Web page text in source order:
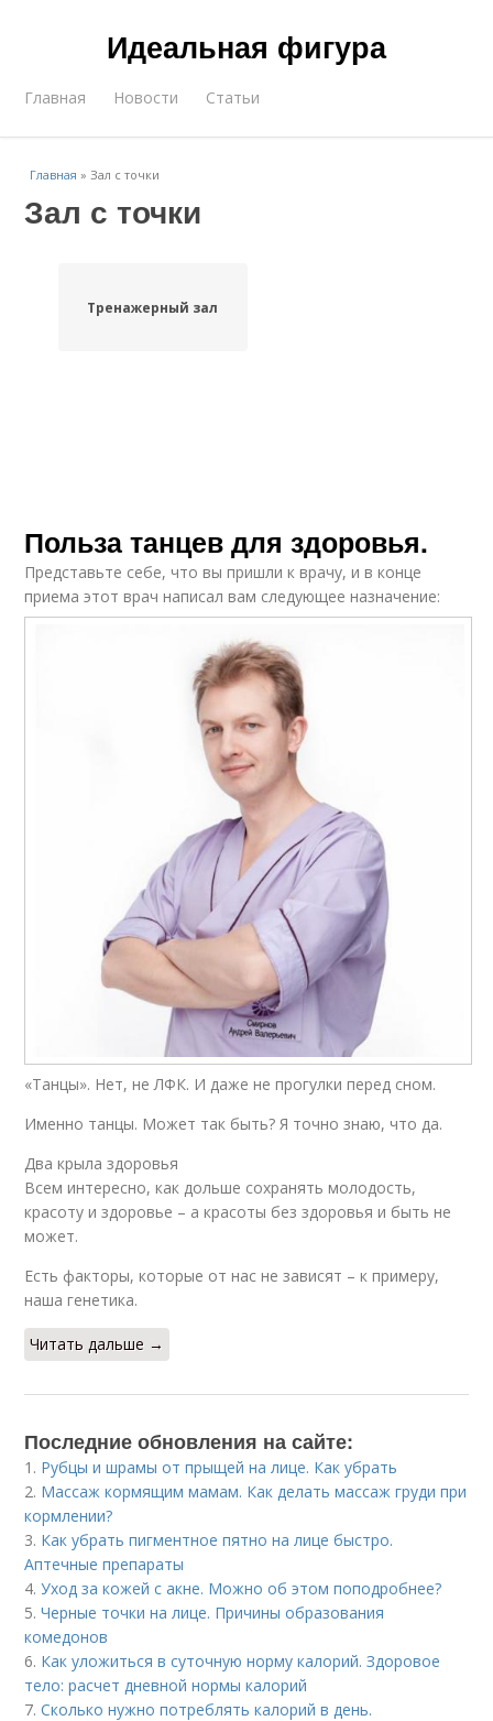
Идеальная фигура
Главная Новости Статьи
Главная »Зал с точки
Зал с точки
Тренажерный зал
Польза танцев для здоровья.
Представьте себе, что вы пришли к врачу, и в конце
приема этот врач написал вам следующее назначение:
«Танцы». Нет, не ЛФК. И даже не прогулки перед сном.
Именно танцы. Может так быть? Я точно знаю, что да.
Два крыла здоровья
Всем интересно, как дольше сохранять молодость,
красоту и здоровье – а красоты без здоровья и быть не
может.
Есть факторы, которые от нас не зависят – к примеру,
наша генетика.
Читать дальше →
Последние обновления на сайте:
1. Рубцы и шрамы от прыщей на лице. Как убрать
2. Массаж кормящим мамам. Как делать массаж груди при
кормлении?
3. Как убрать пигментное пятно на лице быстро.
Аптечные препараты
4.Уход за кожей с акне. Можно об этом поподробнее?
5.Черные точки на лице. Причины образования
комедонов
6. Как уложиться в суточную норму калорий. Здоровое
тело: расчет дневной нормы калорий
7.Сколько нужно потреблять калорий в день.